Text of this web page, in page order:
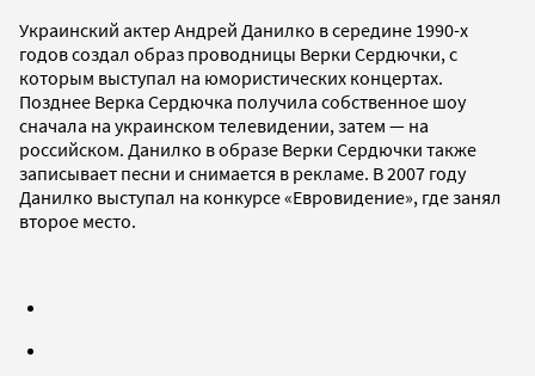
Украинский актер Андрей Данилко в середине 1990-х
годов создал образ проводницы Верки Сердючки, с
которым выступал на юмористических концертах.
Позднее Верка Сердючка получила собственное шоу
сначала на украинском телевидении, затем — на
российском. Данилко в образе Верки Сердючки также
записывает песни и снимается в рекламе. В 2007 году
Данилко выступал на конкурсе «Евровидение», где занял
второе место.